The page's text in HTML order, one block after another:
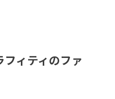
ィティのファ